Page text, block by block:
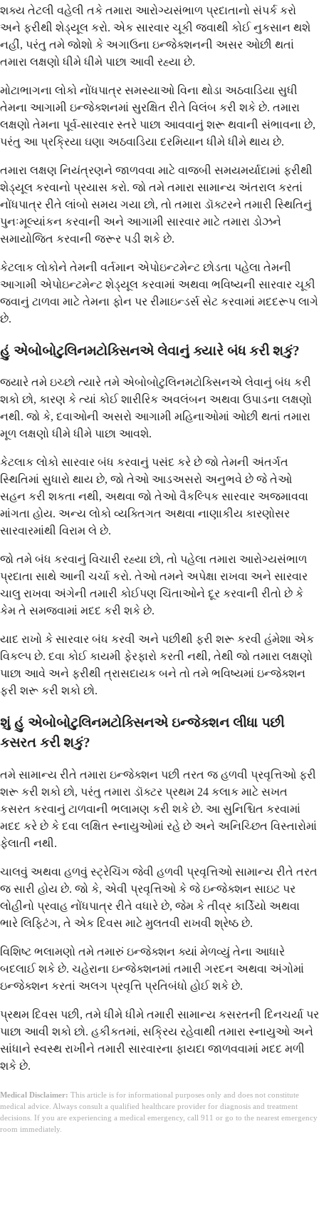
શક્ય તેટલી વહેલી તકે તમારા આરોગ્યસંભાળ પ્રદાતાનો સંપર્ક કરો
અને ફરીથી શેડ્યૂલ કરો. એક સારવાર ચૂકી જવાથી કોઈ નુકસાન થશે
નહીં, પરંતુ તમે જોશો કે અગાઉના ઇન્જેક્શનની અસર ઓછી થતાં
તમારા લક્ષણો ધીમે ધીમે પાછા આવી રહ્યા છે.
મોટાભાગના લોકો નોંધપાત્ર સમસ્યાઓ વિના થોડા અઠવાડિયા સુધી
તેમના આગામી ઇન્જેક્શનમાં સુરક્ષિત રીતે વિલંબ કરી શકે છે. તમારા
લક્ષણો તેમના પૂર્વ-સારવાર સ્તરે પાછા આવવાનું શરૂ થવાની સંભાવના છે,
પરંતુ આ પ્રક્રિયા ઘણા અઠવાડિયા દરમિયાન ધીમે ધીમે થાય છે.
તમારા લક્ષણ નિયંત્રણને જાળવવા માટે વાજબી સમયમર્યાદામાં ફરીથી
શેડ્યૂલ કરવાનો પ્રયાસ કરો. જો તમે તમારા સામાન્ય અંતરાલ કરતાં
નોંધપાત્ર રીતે લાંબો સમય ગયા છો, તો તમારા ડૉક્ટરને તમારી સ્થિતિનું
પુનઃમૂલ્યાંકન કરવાની અને આગામી સારવાર માટે તમારા ડોઝને
સમાયોજિત કરવાની જરૂર પડી શકે છે.
કેટલાક લોકોને તેમની વર્તમાન એપોઇન્ટમેન્ટ છોડતા પહેલા તેમની
આગામી એપોઇન્ટમેન્ટ શેડ્યૂલ કરવામાં અથવા ભવિષ્યની સારવાર ચૂકી
જવાનું ટાળવા માટે તેમના ફોન પર રીમાઇન્ડર્સ સેટ કરવામાં મદદરૂપ લાગે
છે.
હું એબોબોટુલિનમટોક્સિનએ લેવાનું ક્યારે બંધ કરી શકું?
જ્યારે તમે ઇચ્છો ત્યારે તમે એબોબોટુલિનમટોક્સિનએ લેવાનું બંધ કરી
શકો છો, કારણ કે ત્યાં કોઈ શારીરિક અવલંબન અથવા ઉપાડના લક્ષણો
નથી. જો કે, દવાઓની અસરો આગામી મહિનાઓમાં ઓછી થતાં તમારા
મૂળ લક્ષણો ધીમે ધીમે પાછા આવશે.
કેટલાક લોકો સારવાર બંધ કરવાનું પસંદ કરે છે જો તેમની અંતર્ગત
સ્થિતિમાં સુધારો થાય છે, જો તેઓ આડઅસરો અનુભવે છે જે તેઓ
સહન કરી શકતા નથી, અથવા જો તેઓ વૈકલ્પિક સારવાર અજમાવવા
માંગતા હોય. અન્ય લોકો વ્યક્તિગત અથવા નાણાકીય કારણોસર
સારવારમાંથી વિરામ લે છે.
જો તમે બંધ કરવાનું વિચારી રહ્યા છો, તો પહેલા તમારા આરોગ્યસંભાળ
પ્રદાતા સાથે આની ચર્ચા કરો. તેઓ તમને અપેક્ષા રાખવા અને સારવાર
ચાલુ રાખવા અંગેની તમારી કોઈપણ ચિંતાઓને દૂર કરવાની રીતો છે કે
કેમ તે સમજવામાં મદદ કરી શકે છે.
યાદ રાખો કે સારવાર બંધ કરવી અને પછીથી ફરી શરૂ કરવી હંમેશા એક
વિકલ્પ છે. દવા કોઈ કાયમી ફેરફારો કરતી નથી, તેથી જો તમારા લક્ષણો
પાછા આવે અને ફરીથી ત્રાસદાયક બને તો તમે ભવિષ્યમાં ઇન્જેક્શન
ફરી શરૂ કરી શકો છો.
શું હું એબોબોટુલિનમટોક્સિનએ ઇન્જેક્શન લીધા પછી
કસરત કરી શકું?
તમે સામાન્ય રીતે તમારા ઇન્જેક્શન પછી તરત જ હળવી પ્રવૃત્તિઓ ફરી
શરૂ કરી શકો છો, પરંતુ તમારા ડૉક્ટર પ્રથમ 24 કલાક માટે સખત
કસરત કરવાનું ટાળવાની ભલામણ કરી શકે છે. આ સુનિશ્ચિત કરવામાં
મદદ કરે છે કે દવા લક્ષિત સ્નાયુઓમાં રહે છે અને અનિચ્છિત વિસ્તારોમાં
ફેલાતી નથી.
ચાલવું અથવા હળવું સ્ટ્રેચિંગ જેવી હળવી પ્રવૃત્તિઓ સામાન્ય રીતે તરત
જ સારી હોય છે. જો કે, એવી પ્રવૃત્તિઓ કે જે ઇન્જેક્શન સાઇટ પર
લોહીનો પ્રવાહ નોંધપાત્ર રીતે વધારે છે, જેમ કે તીવ્ર કાર્ડિયો અથવા
ભારે લિફ્ટિંગ, તે એક દિવસ માટે મુલતવી રાખવી શ્રેષ્ઠ છે.
વિશિષ્ટ ભલામણો તમે તમારું ઇન્જેક્શન ક્યાં મેળવ્યું તેના આધારે
બદલાઈ શકે છે. ચહેરાના ઇન્જેક્શનમાં તમારી ગરદન અથવા અંગોમાં
ઇન્જેક્શન કરતાં અલગ પ્રવૃત્તિ પ્રતિબંધો હોઈ શકે છે.
પ્રથમ દિવસ પછી, તમે ધીમે ધીમે તમારી સામાન્ય કસરતની દિનચર્યા પર
પાછા આવી શકો છો. હકીકતમાં, સક્રિય રહેવાથી તમારા સ્નાયુઓ અને
સાંધાને સ્વસ્થ રાખીને તમારી સારવારના ફાયદા જાળવવામાં મદદ મળી
શકે છે.
Medical Disclaimer: This article is for informational purposes only and does not constitute
medical advice. Always consult a qualified healthcare provider for diagnosis and treatment
decisions. If you are experiencing a medical emergency, call 911 or go to the nearest emergency
room immediately.